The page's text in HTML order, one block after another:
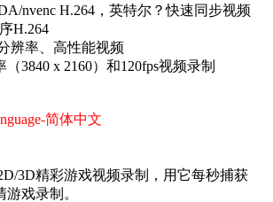
nvenc H.264，英特尔？快速同步视频
H.264
辨率、高性能视频
3840 x 2160）和120fps视频录制
简体中文
3D精彩游戏视频录制，用它每秒捕获
戏录制。